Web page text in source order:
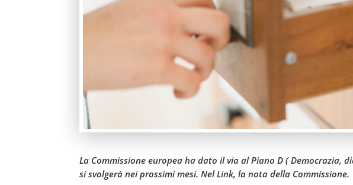
La Commissione europea ha dato il via al Piano D (
si svolgerà nei prossimi mesi. Nel Link, la nota della Commissione.